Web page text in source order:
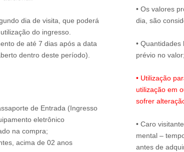
dia de visita, que poderá
do ingresso.
de até 7 dias após a data
de Entrada (Ingresso
eletrônico
na compra;
acima de 02 anos
• Os valores
dia, são
•
prévio no valor;
• Utilização
utilização em
sofrer
• Caro
mental –
antes de